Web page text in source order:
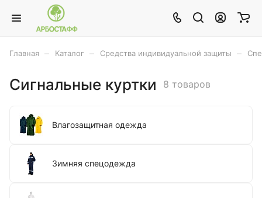
Главная Каталог Средства индивидуальной защиты
Сигнальные куртки 8 товаров
Влагозащитная одежда
Зимняя спецодежда